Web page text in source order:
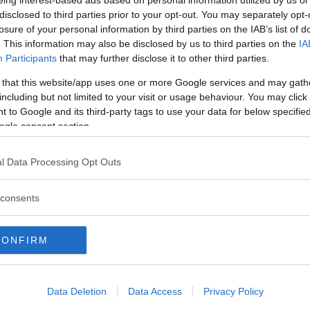
to third parties prior to your opt-out. You may separately
of your personal information by third parties on the IAB’s list of
This information may also be disclosed by us to third parties on the
Participants that may further disclose it to other third parties.
that this website/app uses one or more Google services and may
but not limited to your visit or usage behaviour. You may
to Google and its third-party tags to use your data for below
consent section.
Data Processing Opt Outs
Data Deletion Data Access Privacy Policy
Commenti
Corsi di Pre-Danza per bambini dai 4 agli 11
anni che preparano il corpo – dalla
muscolatura alla struttura ossea – a svolgere
Acqua Bimbi.
KICK BOXING dai 4 anni, TAEKWOUNDO dagli
8 anni, ZUMBA KIDS.